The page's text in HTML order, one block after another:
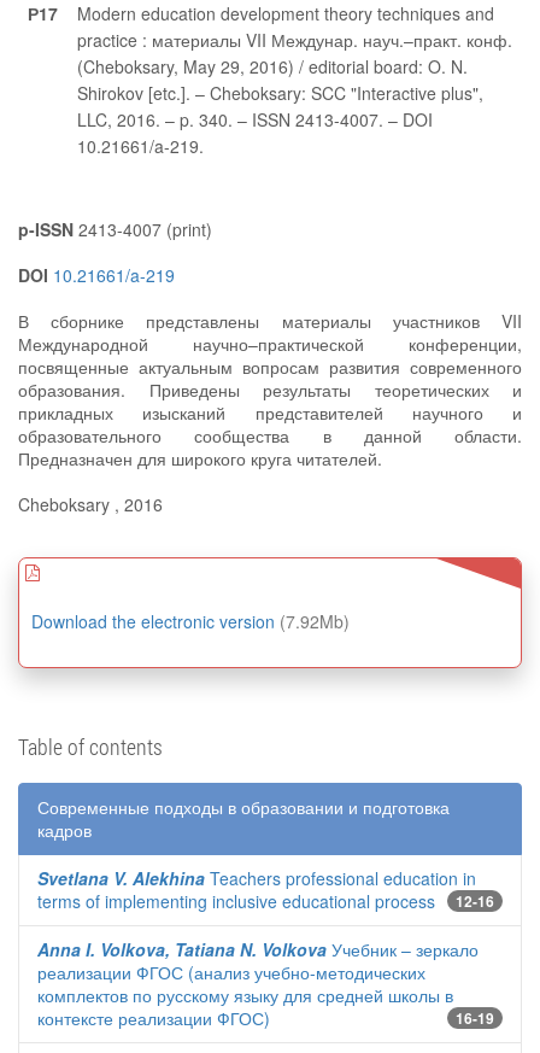
Р17
Modern education development theory techniques and
practice : материалы VII Междунар. науч.–практ. конф.
(Cheboksary, May 29, 2016) / editorial board: O. N.
Shirokov [etc.]. – Cheboksary: SCC "Interactive plus",
LLC, 2016. – p. 340. – ISSN 2413-4007. – DOI
10.21661/a-219.
p-ISSN 2413-4007 (print)
DOI 10.21661/a-219
В сборнике представлены материалы участников VII
Международной научно–практической конференции,
посвященные актуальным вопросам развития современного
образования. Приведены результаты теоретических и
прикладных изысканий представителей научного и
образовательного сообщества в данной области.
Предназначен для широкого круга читателей.
Cheboksary , 2016
Download the electronic version (7.92Mb)
Table of contents
Современные подходы в образовании и подготовка
кадров
Svetlana V. Alekhina Teachers professional education in
terms of implementing inclusive educational process
12-16
Anna I. Volkova, Tatiana N. Volkova Учебник – зеркало
реализации ФГОС (анализ учебно-методических
комплектов по русскому языку для средней школы в
контексте реализации ФГОС)
16-19